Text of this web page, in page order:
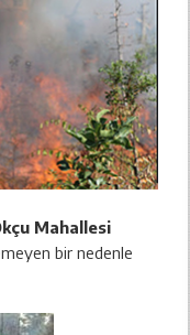
Mahallesi
bir nedenle